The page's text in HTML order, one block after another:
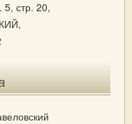
стр. 20,